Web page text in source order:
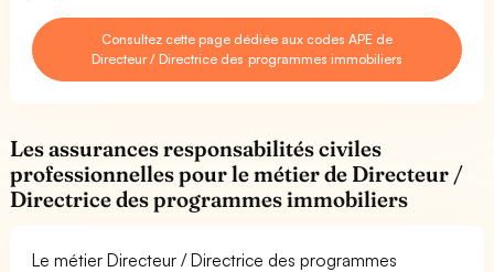
Consultez cette page dédiée aux codes APE de
Directeur / Directrice des programmes immobiliers
Les assurances responsabilités civiles
professionnelles pour le métier de Directeur /
Directrice des programmes immobiliers
Le métier Directeur / Directrice des programmes